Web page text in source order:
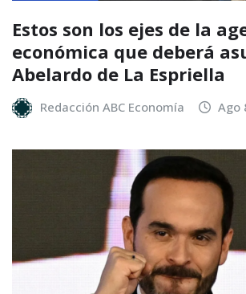
Estos son los ejes de la
económica que deberá
Abelardo de La Espriella
Redacción ABC Economía Ago